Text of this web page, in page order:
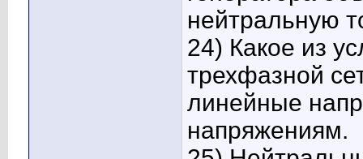
нейтральную
24) Какое из
трехфазной
линейные
напряжениям.